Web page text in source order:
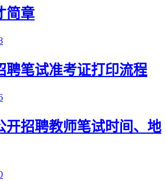
简章
聘笔试准考证打印流程
开招聘教师笔试时间、地